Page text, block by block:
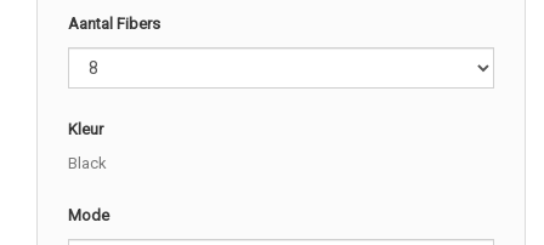
Aantal Fibers
Kleur
Black
Mode